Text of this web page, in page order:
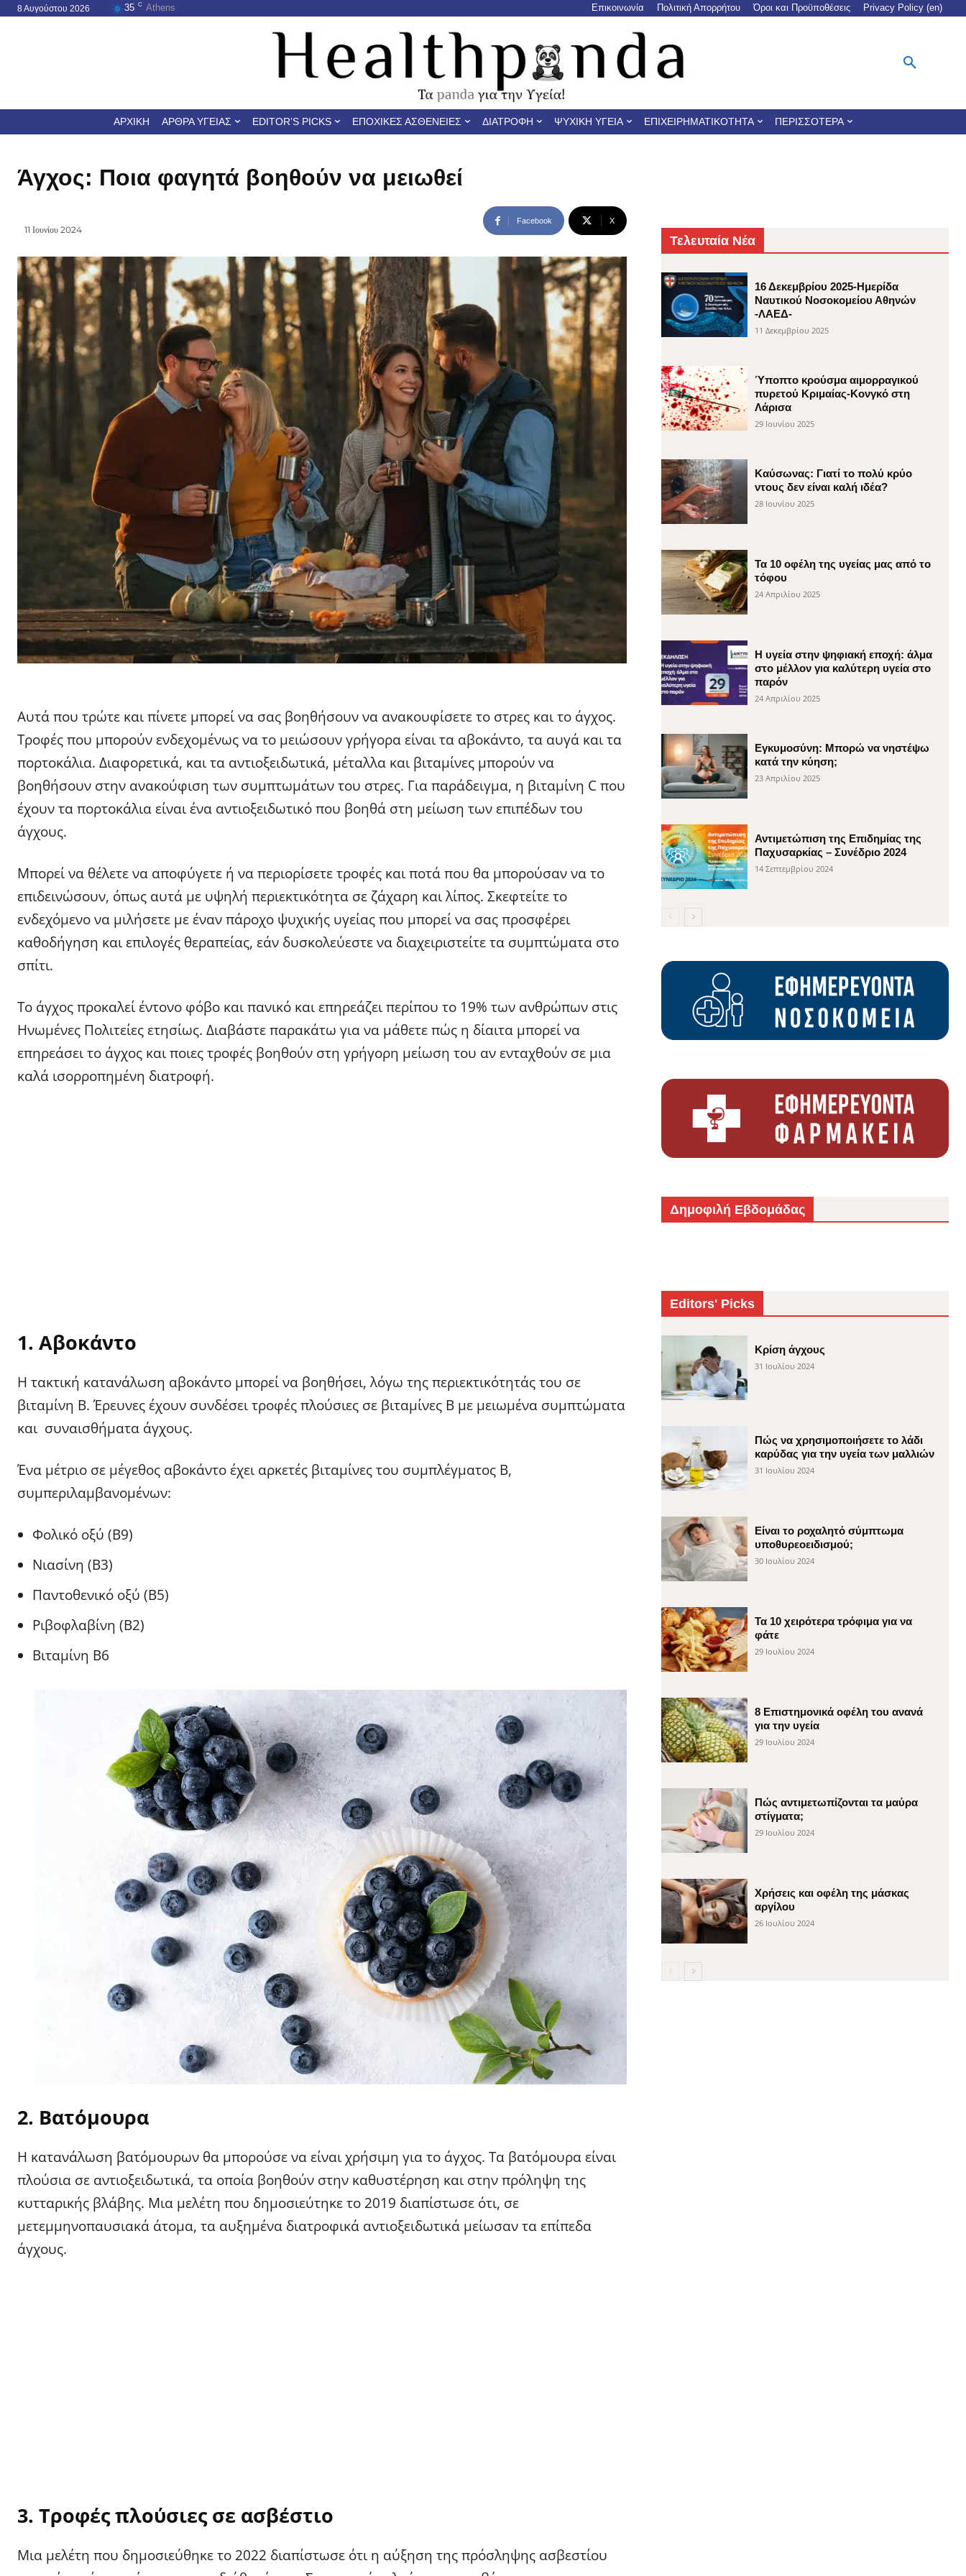
8 Αυγούστου 2026 35 C Athens Επικοινωνία Πολιτική Απορρήτου Όροι και Προϋποθέσεις Privacy Policy (en)
ΑΡΧΙΚΉ ΆΡΘΡΑ ΥΓΕΊΑΣ EDITOR’S PICKS ΕΠΟΧΙΚΈΣ ΑΣΘΈΝΕΙΕΣ ΔΙΑΤΡΟΦΉ ΨΥΧΙΚΉ ΥΓΕΊΑ ΕΠΙΧΕΙΡΗΜΑΤΙΚΌΤΗΤΑ ΠΕΡΙΣΣΌΤΕΡΑ
Άγχος: Ποια φαγητά βοηθούν να μειωθεί
11 Ιουνίου 2024
Facebook X
Αυτά που τρώτε και πίνετε μπορεί να σας βοηθήσουν να ανακουφίσετε το στρες και το άγχος.
Τροφές που μπορούν ενδεχομένως να το μειώσουν γρήγορα είναι τα αβοκάντο, τα αυγά και τα
πορτοκάλια. Διαφορετικά, και τα αντιοξειδωτικά, μέταλλα και βιταμίνες μπορούν να
βοηθήσουν στην ανακούφιση των συμπτωμάτων του στρες. Για παράδειγμα, η βιταμίνη C που
έχουν τα πορτοκάλια είναι ένα αντιοξειδωτικό που βοηθά στη μείωση των επιπέδων του
άγχους.
Μπορεί να θέλετε να αποφύγετε ή να περιορίσετε τροφές και ποτά που θα μπορούσαν να το
επιδεινώσουν, όπως αυτά με υψηλή περιεκτικότητα σε ζάχαρη και λίπος. Σκεφτείτε το
ενδεχόμενο να μιλήσετε με έναν πάροχο ψυχικής υγείας που μπορεί να σας προσφέρει
καθοδήγηση και επιλογές θεραπείας, εάν δυσκολεύεστε να διαχειριστείτε τα συμπτώματα στο
σπίτι.
Το άγχος προκαλεί έντονο φόβο και πανικό και επηρεάζει περίπου το 19% των ανθρώπων στις
Ηνωμένες Πολιτείες ετησίως. Διαβάστε παρακάτω για να μάθετε πώς η δίαιτα μπορεί να
επηρεάσει το άγχος και ποιες τροφές βοηθούν στη γρήγορη μείωση του αν ενταχθούν σε μια
καλά ισορροπημένη διατροφή.
1. Αβοκάντο
Η τακτική κατανάλωση αβοκάντο μπορεί να βοηθήσει, λόγω της περιεκτικότητάς του σε
βιταμίνη Β. Έρευνες έχουν συνδέσει τροφές πλούσιες σε βιταμίνες Β με μειωμένα συμπτώματα
και συναισθήματα άγχους.
Ένα μέτριο σε μέγεθος αβοκάντο έχει αρκετές βιταμίνες του συμπλέγματος Β,
συμπεριλαμβανομένων:
Φολικό οξύ (Β9)
Νιασίνη (Β3)
Παντοθενικό οξύ (Β5)
Ριβοφλαβίνη (Β2)
Βιταμίνη Β6
2. Βατόμουρα
Η κατανάλωση βατόμουρων θα μπορούσε να είναι χρήσιμη για το άγχος. Τα βατόμουρα είναι
πλούσια σε αντιοξειδωτικά, τα οποία βοηθούν στην καθυστέρηση και στην πρόληψη της
κυτταρικής βλάβης. Μια μελέτη που δημοσιεύτηκε το 2019 διαπίστωσε ότι, σε
μετεμμηνοπαυσιακά άτομα, τα αυξημένα διατροφικά αντιοξειδωτικά μείωσαν τα επίπεδα
άγχους.
3. Τροφές πλούσιες σε ασβέστιο
Μια μελέτη που δημοσιεύθηκε το 2022 διαπίστωσε ότι η αύξηση της πρόσληψης ασβεστίου
Τελευταία Νέα
16 Δεκεμβρίου 2025-Ημερίδα
Ναυτικού Νοσοκομείου Αθηνών
-ΛΑΕΔ-
11 Δεκεμβρίου 2025
Ύποπτο κρούσμα αιμορραγικού
πυρετού Κριμαίας-Κονγκό στη
Λάρισα
29 Ιουνίου 2025
Καύσωνας: Γιατί το πολύ κρύο
ντους δεν είναι καλή ιδέα?
28 Ιουνίου 2025
Τα 10 οφέλη της υγείας μας από το
τόφου
24 Απριλίου 2025
H υγεία στην ψηφιακή εποχή: άλμα
στο μέλλον για καλύτερη υγεία στο
παρόν
24 Απριλίου 2025
Εγκυμοσύνη: Μπορώ να νηστέψω
κατά την κύηση;
23 Απριλίου 2025
Αντιμετώπιση της Επιδημίας της
Παχυσαρκίας – Συνέδριο 2024
14 Σεπτεμβρίου 2024
Δημοφιλή Εβδομάδας
Editors' Picks
Κρίση άγχους
31 Ιουλίου 2024
Πώς να χρησιμοποιήσετε το λάδι
καρύδας για την υγεία των μαλλιών
31 Ιουλίου 2024
Είναι το ροχαλητό σύμπτωμα
υποθυρεοειδισμού;
30 Ιουλίου 2024
Τα 10 χειρότερα τρόφιμα για να
φάτε
29 Ιουλίου 2024
8 Επιστημονικά οφέλη του ανανά
για την υγεία
29 Ιουλίου 2024
Πώς αντιμετωπίζονται τα μαύρα
στίγματα;
29 Ιουλίου 2024
Χρήσεις και οφέλη της μάσκας
αργίλου
26 Ιουλίου 2024